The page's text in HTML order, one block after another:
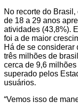
No recorte do
de 18 a 29 anos
atividades (43,8%).
foi a de maior
Há de se considerar
três milhões de
cerca de 9,6
superado pelos
usuários.
“Vemos isso de